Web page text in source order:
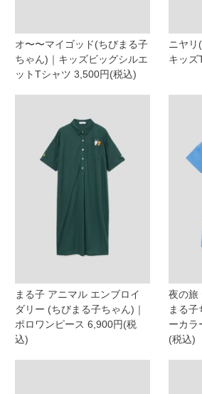
オ〜〜マイゴッド(ちびまる子
ちゃん)｜キッズビッグシルエ
ットTシャツ 3,500円(税込)
ニヤリ
キッズ
まる子 アニマル エンブロイ
ダリー (ちびまる子ちゃん)｜
ポロワンピース 6,900円(税
込)
夜の旅
まる
ーカラ
(税込)